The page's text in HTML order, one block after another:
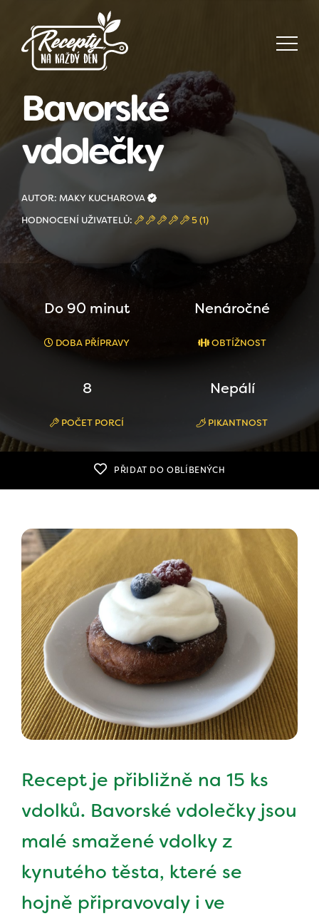
Bavorské
vdolečky
AUTOR: MAKY KUCHAROVA
HODNOCENÍ UŽIVATELŮ:
5 (1)
Do 90 minut
DOBA PŘÍPRAVY
Nenáročné
OBTÍŽNOST
8
POČET PORCÍ
Nepálí
PIKANTNOST
PŘIDAT DO OBLÍBENÝCH
Recept je přibližně na 15 ks
vdolků. Bavorské vdolečky jsou
malé smažené vdolky z
kynutého těsta, které se
hojně připravovaly i ve